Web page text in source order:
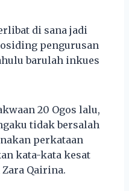
di sana jadi
pengurusan
barulah inkues
20 Ogos lalu,
tidak bersalah
perkataan
kata-kata kesat
Qairina.